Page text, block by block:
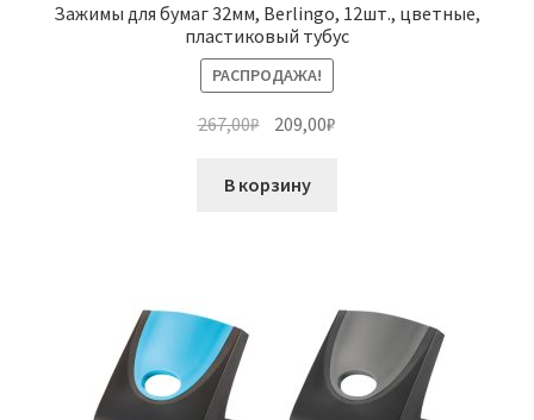
Зажимы для бумаг 32мм, Berlingo, 12шт., цветные,
пластиковый тубус
РАСПРОДАЖА!
267,00₽ Первоначальная
составляла
209,00₽
В корзину